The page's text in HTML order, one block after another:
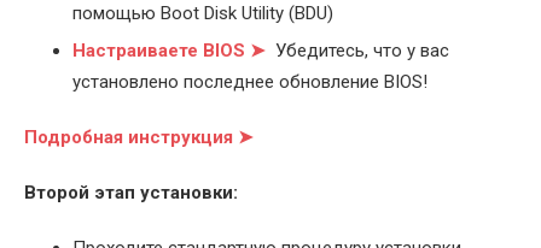
помощью Boot Disk Utility (BDU)
Настраиваете BIOS ➤ Убедитесь, что у вас
установлено последнее обновление BIOS!
Подробная инструкция ➤
Второй этап установки: